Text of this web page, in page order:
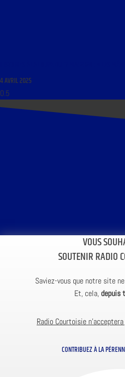
4 AVRIL 2025
VOUS
SOUTENIR RADIO
Saviez-vous que notre site
Et, cela, depuis
Radio Courtoisie
CONTRIBUEZ À LA